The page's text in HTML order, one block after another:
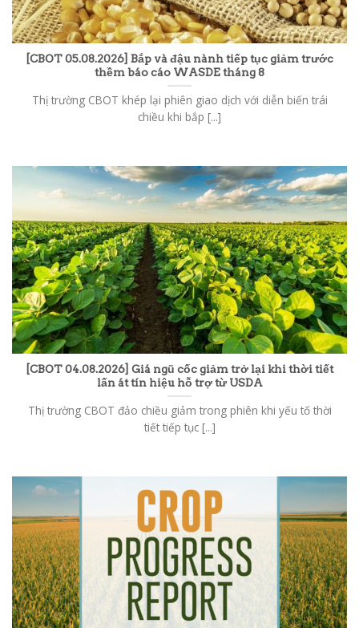
[CBOT 05.08.2026] Bắp và đậu nành tiếp tục giảm trước
thềm báo cáo WASDE tháng 8
Thị trường CBOT khép lại phiên giao dịch với diễn biến trái
chiều khi bắp [...]
[CBOT 04.08.2026] Giá ngũ cốc giảm trở lại khi thời tiết
lấn át tín hiệu hỗ trợ từ USDA
Thị trường CBOT đảo chiều giảm trong phiên khi yếu tố thời
tiết tiếp tục [...]